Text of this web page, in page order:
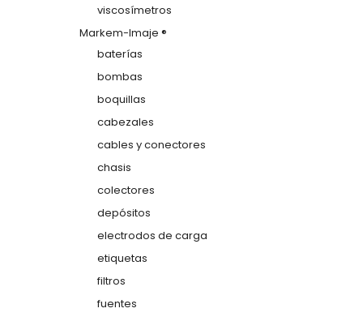
viscosímetros
Markem-Imaje ®
baterías
bombas
boquillas
cabezales
cables y conectores
chasis
colectores
depósitos
electrodos de carga
etiquetas
filtros
fuentes